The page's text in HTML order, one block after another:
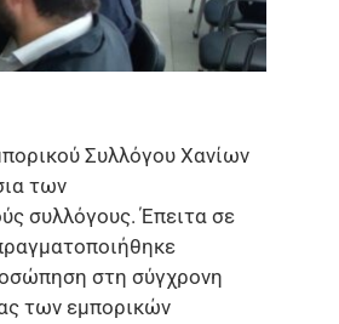
Συλλόγου Χανίων
των
συλλόγους. Έπειτα σε
στη σύγχρονη
των εμπορικών